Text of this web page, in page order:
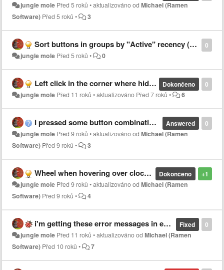
jungle mole Před 5 roků•aktualizováno odMichael (Ramen
Software) Před 5 roků • 3
0
Sort buttons in groups by "Active" recency (+options)
jungle mole Před 5 roků• 0
0
Dokončeno
Left click in the corner where hidden Start button was to open start menu.
jungle mole Před 11 roků•aktualizováno Před 7 roků• 6
0
Answered
I pressed some button combination and now button text gone for Chrome application
jungle mole Před 9 roků•aktualizováno odMichael (Ramen
Software) Před 9 roků • 3
+1
Dokončeno
Wheel when hovering over clock area doesn't work on 2nd monitor's taskbar
jungle mole Před 9 roků•aktualizováno odMichael (Ramen
Software) Před 9 roků • 4
0
Fixed
i'm getting these error messages in event viewer
jungle mole Před 11 roků•aktualizováno odMichael (Ramen
Software) Před 10 roků • 7